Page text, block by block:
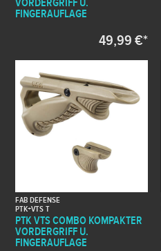
VORDERGRIFF U.
FINGERAUFLAGE
49,99 €*
FAB DEFENSE
PTK+VTS T
PTK VTS COMBO KOMPAKTER
VORDERGRIFF U.
FINGERAUFLAGE